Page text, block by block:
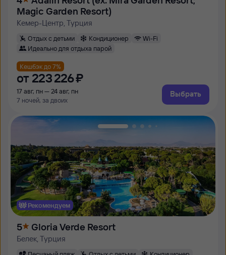
Magic Garden Resort)
Кемер-Центр, Турция
Отдых с детьми Кондиционер
Wi-Fi
Идеально для отдыха парой
Кешбэк до 7%
от 223 ⁠226 ⁠₽
17 авг, пн — 24 авг, пн
7 ночей, за двоих
Выбрать
Рекомендуем
5 Gloria Verde Resort
Белек, Турция